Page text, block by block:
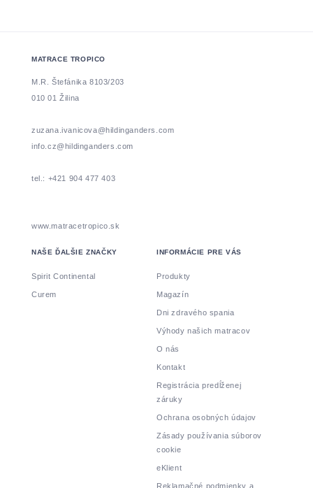
MATRACE TROPICO
M.R. Štefánika 8103/203
010 01 Žilina
zuzana.ivanicova@hildinganders.com
info.cz@hildinganders.com
tel.: +421 904 477 403
www.matracetropico.sk
NAŠE ĎALŠIE ZNAČKY
Spirit Continental
Curem
INFORMÁCIE PRE VÁS
Produkty
Magazín
Dni zdravého spania
Výhody našich matracov
O nás
Kontakt
Registrácia predĺženej
záruky
Ochrana osobných údajov
Zásady používania súborov
cookie
eKlient
Reklamačné podmienky a